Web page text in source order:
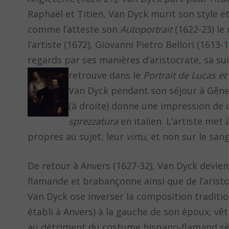
Raphaël et Titien, Van Dyck murit son style
comme l’atteste son Autoportrait(1622-23)
l’artiste (1672), Giovanni Pietro Bellori
regards par ses manières d’aristocrate, sa
retrouve dans le Portrait de Lucas et
Van Dyck pendant son séjour à
(à droite) donne une impression
sprezzatura en italien. L’artiste met
propres au sujet, leur virtu, et non sur le sang.
De retour à Anvers (1627-32), Van Dyck
flamande et brabançonne ainsi que de
Van Dyck ose inverser la composition
établi à Anvers) à la gauche de son époux,